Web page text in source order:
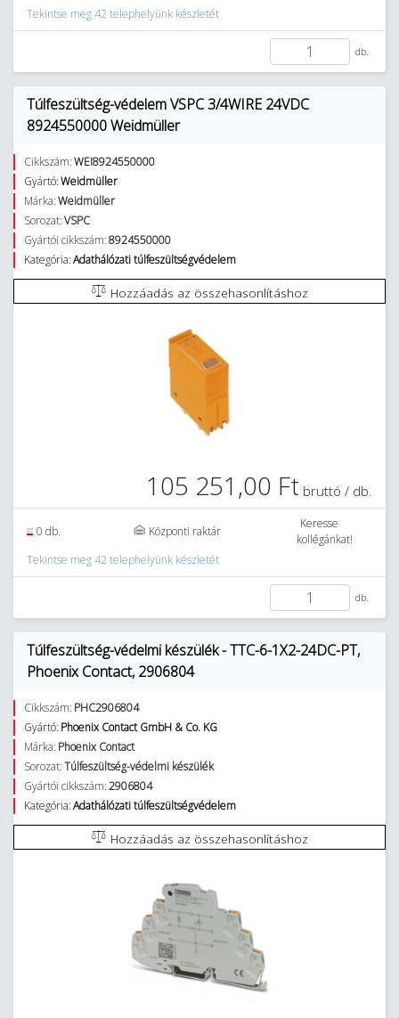
Tekintse meg 42 telephelyünk készletét
db.
Túlfeszültség-védelem VSPC 3/4WIRE 24VDC
8924550000 Weidmüller
Cikkszám:WEI8924550000
Gyártó:Weidmüller
Márka:Weidmüller
Sorozat:VSPC
Gyártói cikkszám:8924550000
Kategória:Adathálózati túlfeszültségvédelem
Hozzáadás az összehasonlításhoz
105 251,00 Ft bruttó / db.
0 db. Központi raktár
Keresse
kollégánkat!
Tekintse meg 42 telephelyünk készletét
db.
Túlfeszültség-védelmi készülék - TTC-6-1X2-24DC-PT,
Phoenix Contact, 2906804
Cikkszám: PHC2906804
Gyártó: Phoenix Contact GmbH & Co. KG
Márka: Phoenix Contact
Sorozat:Túlfeszültség-védelmi készülék
Gyártói cikkszám:2906804
Kategória:Adathálózati túlfeszültségvédelem
Hozzáadás az összehasonlításhoz